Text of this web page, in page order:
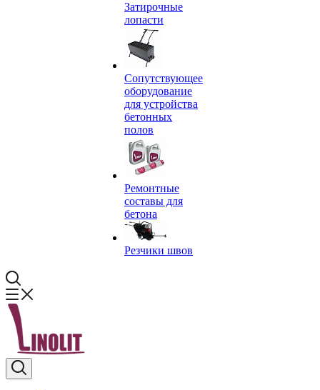
Затирочные
лопасти
Сопутствующее
оборудование
для устройства
бетонных
полов
Ремонтные
составы для
бетона
Резчики швов